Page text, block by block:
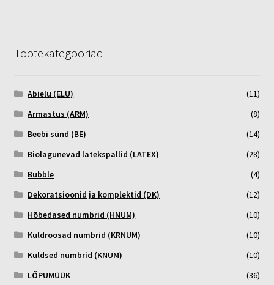
Tootekategooriad
Abielu (ELU)
(11)
Armastus (ARM)
(8)
Beebi sünd (BE)
(14)
Biolagunevad latekspallid (LATEX)
(28)
Bubble
(4)
Dekoratsioonid ja komplektid (DK)
(12)
Hõbedased numbrid (HNUM)
(10)
Kuldroosad numbrid (KRNUM)
(10)
Kuldsed numbrid (KNUM)
(10)
LÕPUMÜÜK
(36)